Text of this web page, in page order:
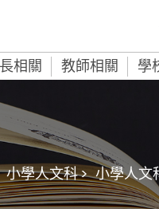
相關 教師相關 學
小學人文科 > 小學人文